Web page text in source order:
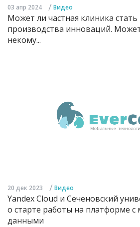
03 апр 2024 / Видео
Может ли частная клиника
производства инноваций.
некому...
20 дек 2023 / Видео
Yandex Cloud и Сеченовский
о старте работы на платформе
данными